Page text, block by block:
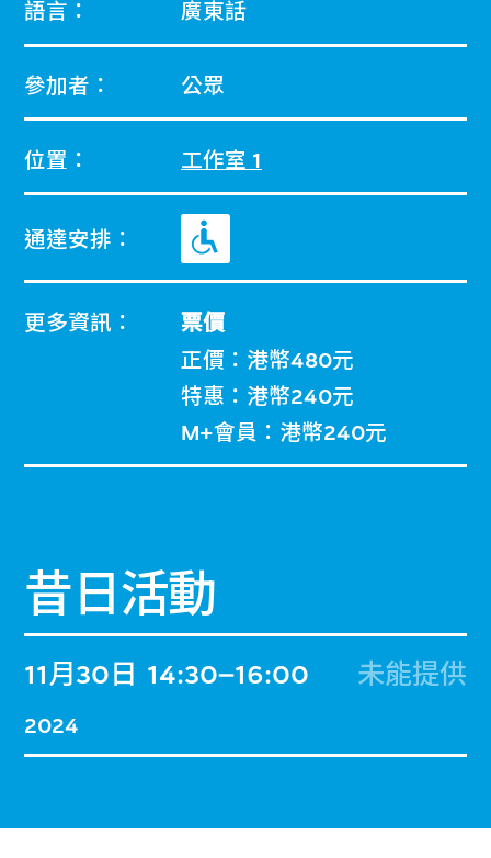
語言： 廣東話
參加者： 公眾
位置： 工作室 1
通達安排：
更多資訊： 票價
正價：港幣480元
特惠：港幣240元
M+會員：港幣240元
昔日活動
11月30日
2024
14:30–16:00 未能提供